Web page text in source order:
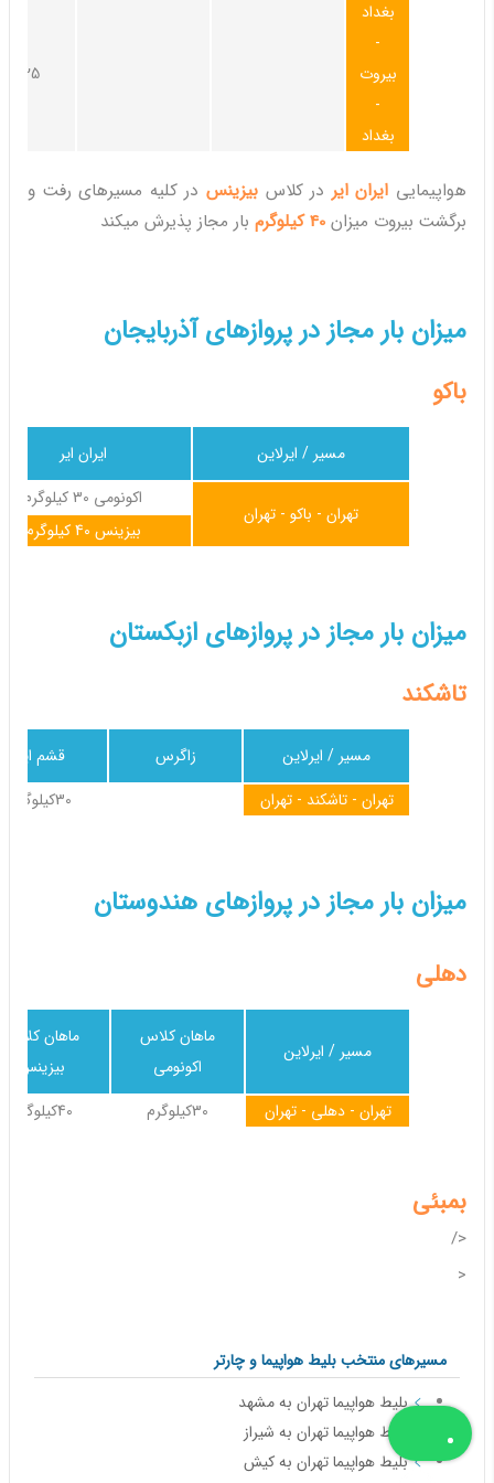
25کیلوگرم
بغداد
-
بیروت
-
بغداد
هواپیمایی ایران ایر در کلاس بیزینس در کلیه مسیرهای رفت و
برگشت بیروت میزان 40 کیلوگرم بار مجاز پذیرش میکند
میزان بار مجاز در پروازهای آذربایجان
باکو
ایران ایر
مسیر / ایرلاین
اکونومی 30 کیلوگرم
تهران - باکو - تهران
بیزینس 40 کیلوگرم
میزان بار مجاز در پروازهای ازبکستان
تاشکند
قشم ایر زاگرس
مسیر / ایرلاین
30کیلوگرم
تهران - تاشکند - تهران
میزان بار مجاز در پروازهای هندوستان
دهلی
ماهان کلاس
بیزینس
ماهان کلاس
اکونومی
مسیر / ایرلاین
40کیلوگرم 30کیلوگرم تهران - دهلی - تهران
بمبئی
</
<
مسیرهای منتخب بلیط هواپیما و چارتر
بلیط هواپیما تهران به مشهد
بلیط هواپیما تهران به شیراز
بلیط هواپیما تهران به کیش